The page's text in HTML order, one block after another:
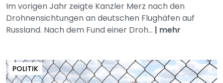
Im vorigen Jahr zeigte Kanzler Merz nach den
Drohnensichtungen an deutschen Flughäfen auf
Russland. Nach dem Fund einer Droh... | mehr
POLITIK